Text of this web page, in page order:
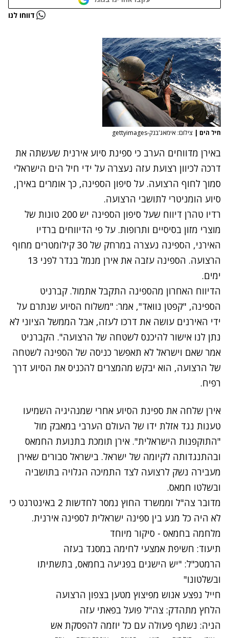
דווחו לנו
חיל הים | צילום: אימאג'בנק-gettyimages
באירן מדווחים הערב כי ספינת סיוע אירנית שעשתה את
דרכה לכיוון רצועת עזה נעצרה על ידי חיל הים הישראלי
סמוך לחוף הרצועה. על סיפון הספינה, כך אומרים באירן,
סיוע הומניטרי לתושבי הרצועה.
רדיו טהרן דיווח שעל סיפון הספינה יש 200 טונות של
מוצרי מזון בסיסיים ותרופות. על פי הדיווחים ברדיו
האירני, הספינה נעצרה במרחק של 30 קילומטרים מחוף
הרצועה. הספינה עזבה את אירן מנמל בנדר לפני 13
ימים.
הדיווח האחרון מהספינה התקבל אתמול. קברניט
הספינה, "קפטן נוואד", אמר: "משלוח הסיוע שנתרם על
ידי האירנים עושה את דרכו לעזה, אבל הממשל הציוני לא
נתן לנו אישור להיכנס לשטחה של הרצועה". הקברניט
אמר שאם וישראל לא תאפשר כניסה של הספינה לשטחה
של הרצועה, הוא יבקש מהמצרים להכניס את הסיוע דרך
רפיח.
אירן שלחה את ספינת הסיוע אחרי שמנהיגיה השמיעו
טענות נגד אזלת ידו של העולם הערבי במאבק מול
"התוקפנות הישראלית". אירן תומכת בתנועת החמאס
ובהתנגדותה לקיומה של ישראל. בישראל סבורים שאירן
מעבירה נשק לרצועה לצד התמיכה הגלויה בתושביה
ובשלטו חמאס.
מדובר צה"ל וממשרד החוץ נמסר לחדשות 2 באינטרנט כי
לא היה כל מגע בין ספינה ישראלית לספינה אירנית.
מלחמה בחמאס - סיקור מיוחד
תיעוד: חשיפת אמצעי לחימה במסגד בעזה
הרמטכ"ל: "יש הישגים בפגיעה בחמאס, בתשתיתו
ובשלטונו"
חייל נפצע אנוש מפיצוץ מטען בצפון הרצועה
הלחץ מתהדק: צה"ל פועל בפאתי עזה
הניה: נשתף פעולה עם כל יוזמה להפסקת אש